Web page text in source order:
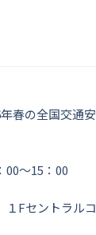
春の全国交通
～15：00
Fセントラル